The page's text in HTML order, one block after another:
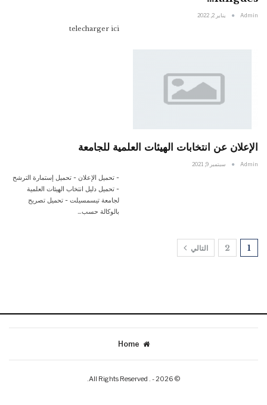
Admin يناير 2, 2022
telecharger ici
الإعلان عن انتخابات الهيئات العلمية للجامعة
Admin سبتمبر 9, 2021
- تحميل الإعلان - تحميل إستمارة الترشح
- تحميل دليل انتخاب الهيئات العلمية
لجامعة تيسمسيلت - تحميل تصريح
بالوكالة حسب…
1
2 التالي
Home
© 2026 - . All Rights Reserved.